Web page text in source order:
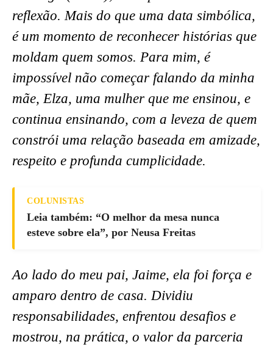
reflexão. Mais do que uma data simbólica,
é um momento de reconhecer histórias que
moldam quem somos. Para mim, é
impossível não começar falando da minha
mãe, Elza, uma mulher que me ensinou, e
continua ensinando, com a leveza de quem
constrói uma relação baseada em amizade,
respeito e profunda cumplicidade.
COLUNISTAS
Leia também: “O melhor da mesa nunca
esteve sobre ela”, por Neusa Freitas
Ao lado do meu pai, Jaime, ela foi força e
amparo dentro de casa. Dividiu
responsabilidades, enfrentou desafios e
mostrou, na prática, o valor da parceria